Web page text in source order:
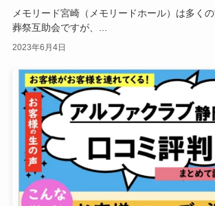
メモリード宮崎（メモリードホール）は多く
葬祭互助会ですが、...
2023年6月4日